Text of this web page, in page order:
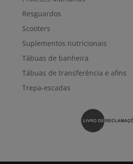
Resguardos
Scooters
Suplementos nutricionais
Tábuas de banheira
Tábuas de transferência e afins
Trepa-escadas